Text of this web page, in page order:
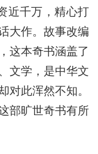
近千万，精心打
大作。故事改编
这本奇书涵盖了
文学，是中华文
此浑然不知。
部旷世奇书有所